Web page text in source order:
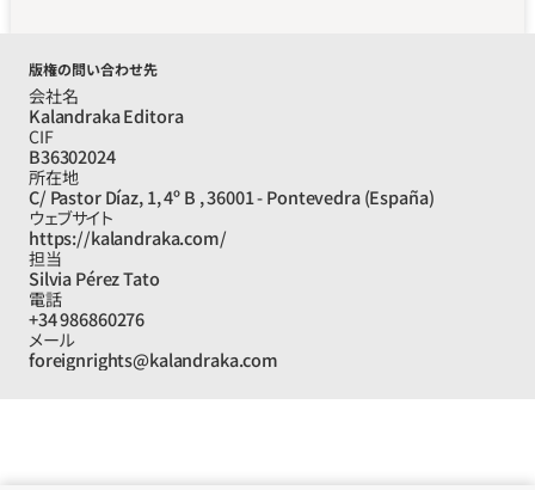
版権の問い合わせ先
会社名
Kalandraka Editora
CIF
B36302024
所在地
C/ Pastor Díaz, 1, 4º B , 36001 - Pontevedra (España)
ウェブサイト
https://kalandraka.com/
担当
Silvia Pérez Tato
電話
+34 986860276
メール
foreignrights@kalandraka.com